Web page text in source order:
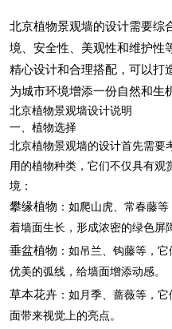
北京植物景观墙的设计需要综
境、安全性、美观性和维护性
精心设计和合理搭配，可以打
为城市环境增添一份自然和生
北京植物景观墙设计说明
一、植物选择
北京植物景观墙的设计首先需要
用的植物种类，它们不仅具有
境：
攀缘植物 ：如爬山虎、常春藤
着墙面生长，形成浓密的绿色屏
垂盆植物 ：如吊兰、钩藤等，
优美的弧线，给墙面增添动感。
草本花卉 ：如月季、蔷薇等，
面带来视觉上的亮点。